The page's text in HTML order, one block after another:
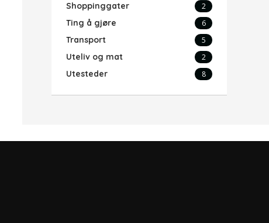
Shoppinggater 2
Ting å gjøre 6
Transport 5
Uteliv og mat 2
Utesteder 8